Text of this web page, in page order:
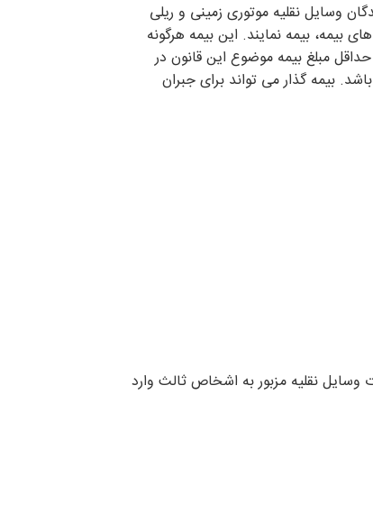
وسایل نقلیه موتوری زمینی و ریلی
بیمه، بیمه نمایند. این بیمه هرگونه
مبلغ بیمه موضوع این قانون در
خسارت مالی حداقل ۵/۲ درصد تعهدات بدنی می باشد. بیمه گذار می تواند برای جبران
وسایل نقلیه مزبور به اشخاص ثالث وارد